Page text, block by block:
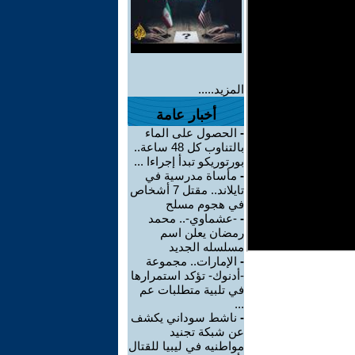
المزيد.....
أخبار عامة
- الحصول على الماء
بالتناوب كل 48 ساعة..
بورتوريكو تبدأ إجراءا ...
- مأساة مدرسية في
تايلاند.. مقتل 7 أشخاص
في هجوم مسلح
- -عشماوي-.. محمد
رمضان يعلن اسم
مسلسله الجديد
- الإمارات.. مجموعة
-أدنوك- تؤكد استمرارها
في تلبية متطلبات عم
...
- ناشط سوداني يكشف
عن شبكة تجنيد
مواطنيه في ليبيا للقتال